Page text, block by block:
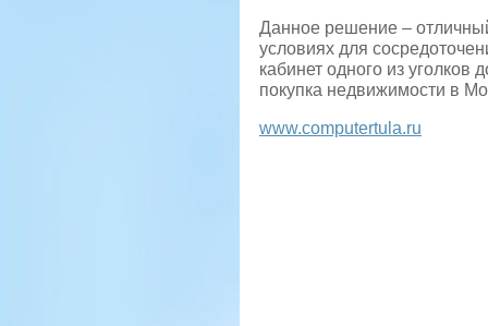
Данное решение –
условиях для
кабинет одного из уголков
покупка недвижимости в
www.computertula.ru